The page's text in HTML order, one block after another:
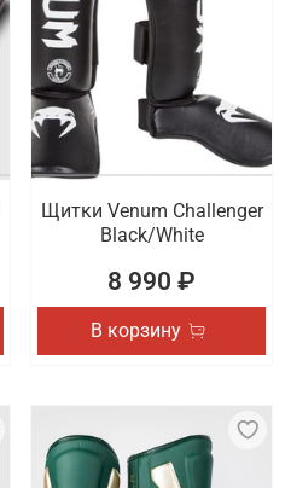
Щитки Venum Challenger
Black/White
8 990 ₽
В корзину